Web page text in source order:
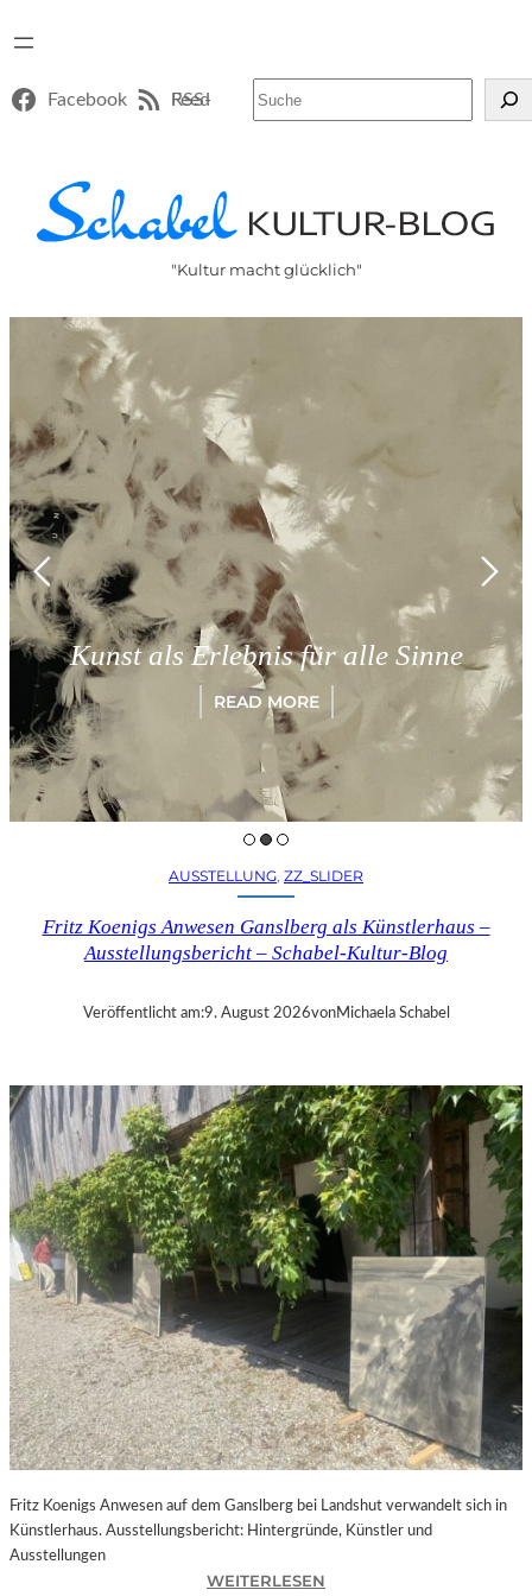
Facebook RSS-Feed
"Kultur macht glücklich"
für alle Sinne
READ MORE
München
AUSSTELLUNG, ZZ_SLIDER
Fritz Koenigs Anwesen Ganslberg als Künstlerhaus –
Ausstellungsbericht – Schabel-Kultur-Blog
Veröffentlicht am:9. August 2026vonMichaela Schabel
Fritz Koenigs Anwesen auf dem Ganslberg bei Landshut verwandelt sich in
Künstlerhaus. Ausstellungsbericht: Hintergründe, Künstler und
Ausstellungen
WEITERLESEN